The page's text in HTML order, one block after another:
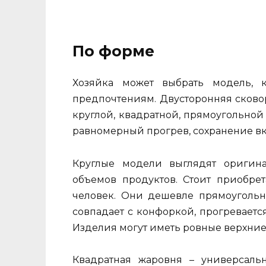
По форме
Хозяйка может выбрать модель,
предпочтениям. Двусторонняя
круглой, квадратной,
равномерный прогрев, сохранение
Круглые модели выглядят
объемов продуктов. Стоит
человек. Они дешевле
совпадает с конфоркой,
Изделия могут иметь ровные
Квадратная жаровня –